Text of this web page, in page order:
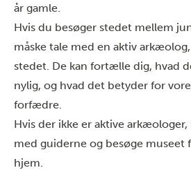
år gamle.
Hvis du besøger stedet mellem
måske tale med en aktiv
stedet. De kan fortælle dig, hvad
nylig, og hvad det betyder for
forfædre.
Hvis der ikke er aktive
med guiderne og besøge museet
hjem.